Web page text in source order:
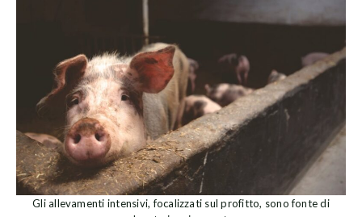
Gli allevamenti intensivi, focalizzati sul profitto, sono fonte di